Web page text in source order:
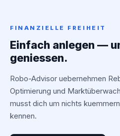
FINANZIELLE FREIHEIT
Einfach anlegen —
geniessen.
Robo-Advisor uebernehmen
Optimierung und
musst dich um nichts
kennen.